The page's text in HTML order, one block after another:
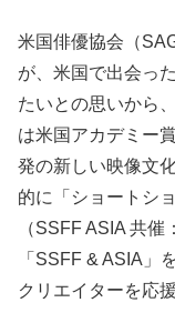
米国俳優協会（
が、米国で出会っ
たいとの思いから
は米国アカデミー
発の新しい映像文
的に「ショートシ
（SSFF ASIA 共
「SSFF & ASIA」
クリエイターを応